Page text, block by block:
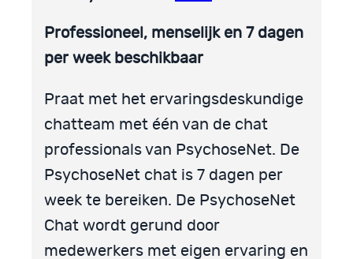
Professioneel, menselijk en 7 dagen
per week beschikbaar
Praat met het ervaringsdeskundige
chatteam met één van de chat
professionals van PsychoseNet. De
PsychoseNet chat is 7 dagen per
week te bereiken. De PsychoseNet
Chat wordt gerund door
medewerkers met eigen ervaring en